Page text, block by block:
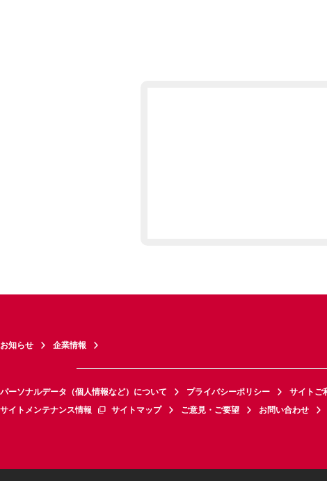
お知らせ 企業情報
パーソナルデータ（個人情報など）について プライバシーポリシー サイトご
サイトメンテナンス情報
サイトマップ ご意見・ご要望 お問い合わせ